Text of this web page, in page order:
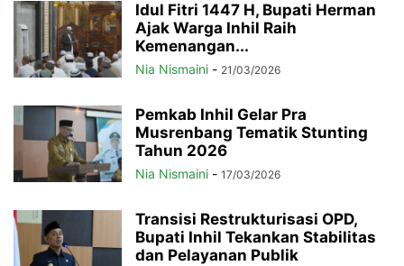
Idul Fitri 1447 H, Bupati Herman
Ajak Warga Inhil Raih
Kemenangan...
Nia Nismaini - 21/03/2026
Pemkab Inhil Gelar Pra
Musrenbang Tematik Stunting
Tahun 2026
Nia Nismaini - 17/03/2026
Transisi Restrukturisasi OPD,
Bupati Inhil Tekankan Stabilitas
dan Pelayanan Publik